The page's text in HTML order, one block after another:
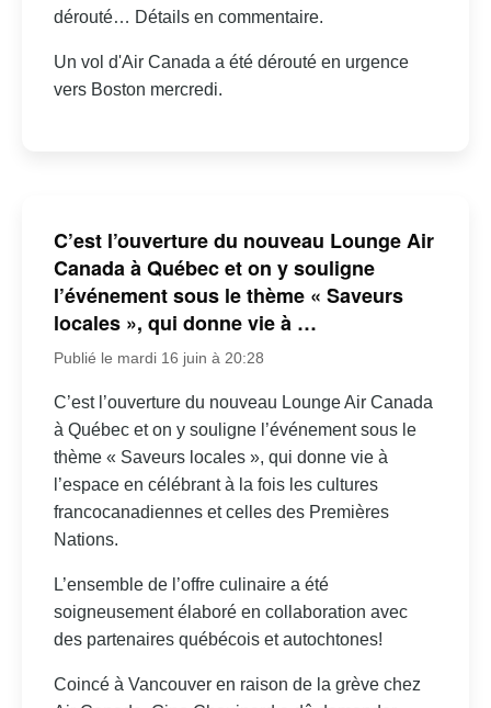
dérouté… Détails en commentaire.
Un vol d'Air Canada a été dérouté en urgence
vers Boston mercredi.
C’est l’ouverture du nouveau Lounge Air
Canada à Québec et on y souligne
l’événement sous le thème « Saveurs
locales », qui donne vie à …
Publié le mardi 16 juin à 20:28
C’est l’ouverture du nouveau Lounge Air Canada
à Québec et on y souligne l’événement sous le
thème « Saveurs locales », qui donne vie à
l’espace en célébrant à la fois les cultures
francocanadiennes et celles des Premières
Nations.
L’ensemble de l’offre culinaire a été
soigneusement élaboré en collaboration avec
des partenaires québécois et autochtones!
Coincé à Vancouver en raison de la grève chez